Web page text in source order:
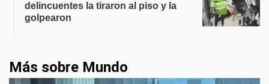
delincuentes la tiraron al piso y la
golpearon
Más sobre Mundo